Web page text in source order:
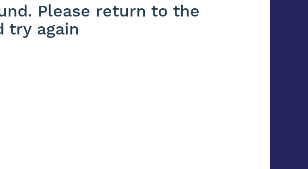
Please return to the
try again